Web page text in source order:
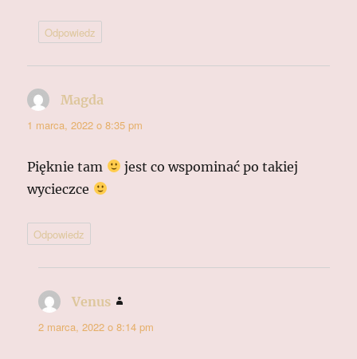
Odpowiedz
Magda
1 marca, 2022 o 8:35 pm
Pięknie tam
jest co wspominać po takiej
wycieczce
Odpowiedz
Venus
2 marca, 2022 o 8:14 pm